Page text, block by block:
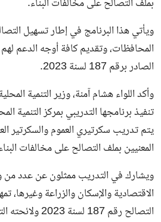
بملف التصالح على مخالفات البناء.
ويأتي هذا البرنامج في إطار تسهيل
المحافظات، وتقديم كافة أوجه الدعم
الصادر برقم 187 لسنة 2023.
وأكد اللواء هشام آمنة، وزير التنمية
تنفيذ برنامجها التدريبي بمركز التنمية
يتم تدريب سكرتيري العموم والسكرتير
المعنيين بملف التصالح على مخالفات
ويشارك في التدريب ممثلون عن عدد من
الاقتصادية والإسكان والزراعة وغيرها،
التصالح رقم 187